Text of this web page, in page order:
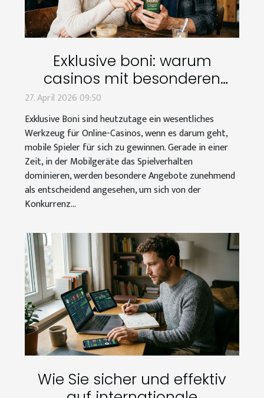
Exklusive boni: warum
casinos mit besonderen
angeboten um mobile
spieler werben
27. April 2026 09:50
Exklusive Boni sind heutzutage ein wesentliches
Werkzeug für Online-Casinos, wenn es darum geht,
mobile Spieler für sich zu gewinnen. Gerade in einer
Zeit, in der Mobilgeräte das Spielverhalten
dominieren, werden besondere Angebote zunehmend
als entscheidend angesehen, um sich von der
Konkurrenz...
Wie Sie sicher und effektiv